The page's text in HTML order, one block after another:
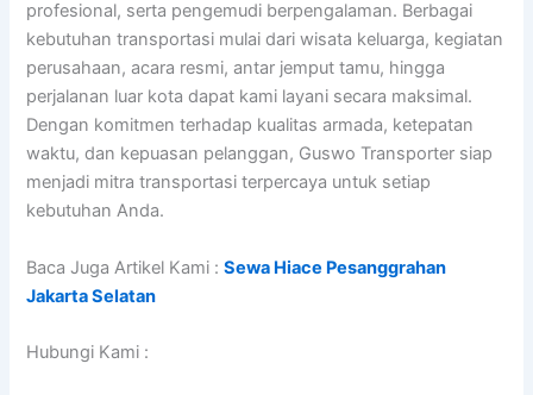
profesional, serta pengemudi berpengalaman. Berbagai
kebutuhan transportasi mulai dari wisata keluarga, kegiatan
perusahaan, acara resmi, antar jemput tamu, hingga
perjalanan luar kota dapat kami layani secara maksimal.
Dengan komitmen terhadap kualitas armada, ketepatan
waktu, dan kepuasan pelanggan, Guswo Transporter siap
menjadi mitra transportasi terpercaya untuk setiap
kebutuhan Anda.
Baca Juga Artikel Kami :Sewa Hiace Pesanggrahan
Jakarta Selatan
Hubungi Kami :